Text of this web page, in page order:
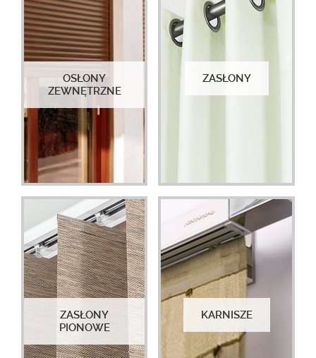
OSŁONY
ZEWNĘTRZNE
ZASŁONY
ZASŁONY
PIONOWE
KARNISZE